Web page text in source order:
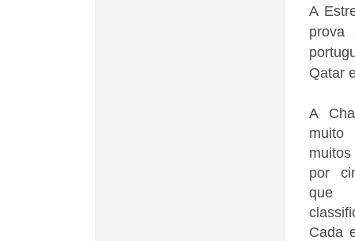
A
prova
Qatar
A
por
que
Cada